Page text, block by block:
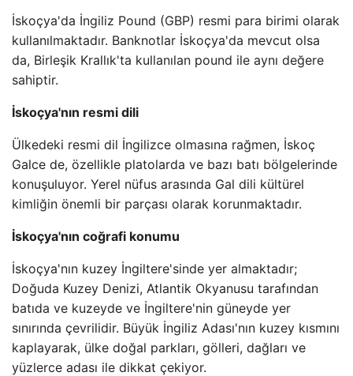
İskoçya'da İngiliz Pound (GBP) resmi para birimi olarak
kullanılmaktadır. Banknotlar İskoçya'da mevcut olsa
da, Birleşik Krallık'ta kullanılan pound ile aynı değere
sahiptir.
İskoçya'nın resmi dili
Ülkedeki resmi dil İngilizce olmasına rağmen, İskoç
Galce de, özellikle platolarda ve bazı batı bölgelerinde
konuşuluyor. Yerel nüfus arasında Gal dili kültürel
kimliğin önemli bir parçası olarak korunmaktadır.
İskoçya'nın coğrafi konumu
İskoçya'nın kuzey İngiltere'sinde yer almaktadır;
Doğuda Kuzey Denizi, Atlantik Okyanusu tarafından
batıda ve kuzeyde ve İngiltere'nin güneyde yer
sınırında çevrilidir. Büyük İngiliz Adası'nın kuzey kısmını
kaplayarak, ülke doğal parkları, gölleri, dağları ve
yüzlerce adası ile dikkat çekiyor.